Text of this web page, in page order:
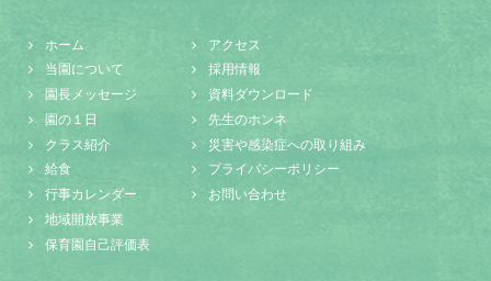
ホーム
当園について
園長メッセージ
園の１日
クラス紹介
給食
行事カレンダー
地域開放事業
保育園自己評価表
アクセス
採用情報
資料ダウンロード
先生のホンネ
災害や感染症への取り組み
プライバシーポリシー
お問い合わせ